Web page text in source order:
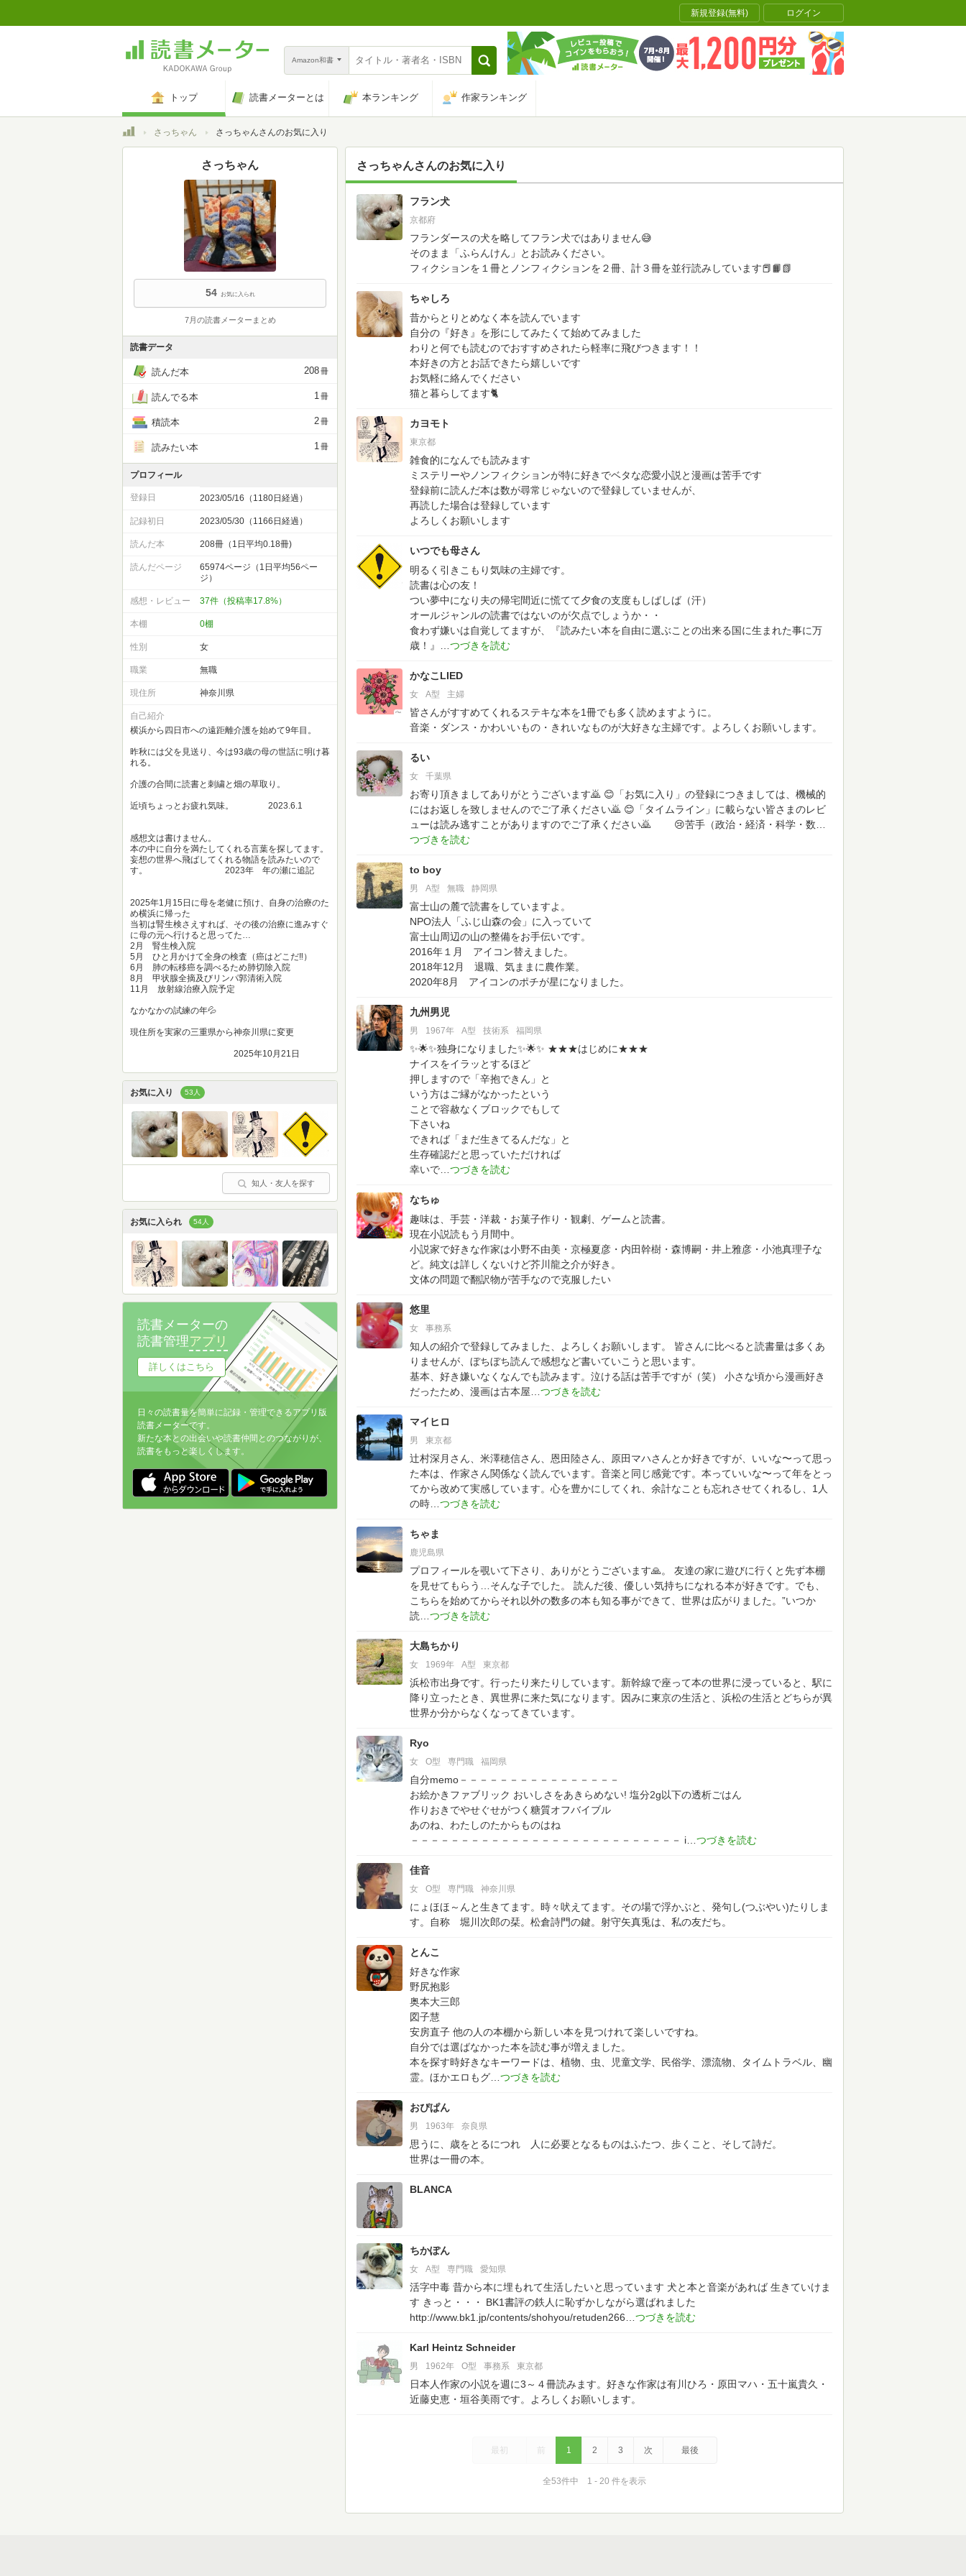
新規登録(無料) ログイン
Amazon和書
トップ 読書メーターとは 本ランキング 作家ランキング
トップさっちゃん さっちゃんさんのお気に入り
さっちゃんさんのお気に入り
53 フラン犬
京都府
フランダースの犬を略してフラン犬ではありません😅
そのまま「ふらんけん」とお読みください。
フィクションを１冊とノンフィクションを２冊、計３冊を並行読みしています📕📙📗
ちゃしろ
昔からとりとめなく本を読んでいます
自分の『好き』を形にしてみたくて始めてみました
わりと何でも読むのでおすすめされたら軽率に飛びつきます！！
本好きの方とお話できたら嬉しいです
お気軽に絡んでください
猫と暮らしてます🐈️
カヨモト
東京都
雑食的になんでも読みます
ミステリーやノンフィクションが特に好きでベタな恋愛小説と漫画は苦手です
登録前に読んだ本は数が尋常じゃないので登録していませんが、
再読した場合は登録しています
よろしくお願いします
いつでも母さん
明るく引きこもり気味の主婦です。
読書は心の友！
つい夢中になり夫の帰宅間近に慌てて夕食の支度もしばしば（汗）
オールジャンルの読書ではないのが欠点でしょうか・・
食わず嫌いは自覚してますが、『読みたい本を自由に選ぶことの出来る国に生まれた事に万
歳！』
かなこLIED
女 A型 主婦
皆さんがすすめてくれるステキな本を1冊でも多く読めますように。
音楽・ダンス・かわいいもの・きれいなものが大好きな主婦です。よろしくお願いします。
るい
女 千葉県
お寄り頂きましてありがとうございます🙇 😊「お気に入り」の登録につきましては、機械的
にはお返しを致しませんのでご了承ください🙇 😊「タイムライン」に載らない皆さまのレビ
ューは読み逃すことがありますのでご了承ください🙇
😢苦手（政治・経済・科学・数
to boy
男 A型 無職 静岡県
富士山の麓で読書をしていますよ。
NPO法人「ふじ山森の会」に入っていて
富士山周辺の山の整備をお手伝いです。
2016年１月 アイコン替えました。
2018年12月 退職、気ままに農作業。
2020年8月 アイコンのポチが星になりました。
九州男児
男 1967年 A型 技術系 福岡県
✨🌟✨独身になりました✨️🌟✨ ★★★はじめに★★★
ナイスをイラッとするほど
押しますので「辛抱できん」と
いう方はご縁がなかったという
ことで容赦なくブロックでもして
下さいね
できれば「まだ生きてるんだな」と
生存確認だと思っていただければ
幸いで
なちゅ
趣味は、手芸・洋裁・お菓子作り・観劇、ゲームと読書。
現在小説読もう月間中。
小説家で好きな作家は小野不由美・京極夏彦・内田幹樹・森博嗣・井上雅彦・小池真理子な
ど。純文は詳しくないけど芥川龍之介が好き。
文体の問題で翻訳物が苦手なので克服したい
悠里
女 事務系
知人の紹介で登録してみました、よろしくお願いします。
皆さんに比べると読書量は多くあ
りませんが、ぼちぼち読んで感想など書いていこうと思います。
基本、好き嫌いなくなんでも読みます。泣ける話は苦手ですが（笑）
小さな頃から漫画好き
だったため、漫画は古本屋
マイヒロ
男 東京都
辻村深月さん、米澤穂信さん、恩田陸さん、原田マハさんとか好きですが、いいな〜って思っ
た本は、作家さん関係なく読んでいます。音楽と同じ感覚です。本っていいな〜って年をとっ
てから改めて実感しています。心を豊かにしてくれ、余計なことも忘れさせてくれるし、1人
の時
ちゃま
鹿児島県
プロフィールを覗いて下さり、ありがとうございます🙏。
友達の家に遊びに行くと先ず本棚
を見せてもらう…そんな子でした。
読んだ後、優しい気持ちになれる本が好きです。でも、
こちらを始めてからそれ以外の数多の本も知る事ができて、世界は広がりました。”いつか
読
大島ちかり
女 1969年 A型 東京都
浜松市出身です。行ったり来たりしています。新幹線で座って本の世界に浸っていると、駅に
降り立ったとき、異世界に来た気になります。因みに東京の生活と、浜松の生活とどちらが異
世界か分からなくなってきています。
Ryo
女 O型 専門職 福岡県
自分memo－－－－－－－－－－－－－－－－
お絵かきファブリック おいしさをあきらめない! 塩分2g以下の透析ごはん
作りおきでやせぐせがつく糖質オフバイブル
あのね、わたしのたからものはね
－－－－－－－－－－－－－－－－－－－－－－－－－－－ i
佳音
女 O型 専門職 神奈川県
にょほほ～んと生きてます。時々吠えてます。その場で浮かぶと、発句し(つぶやい)たりしま
す。自称 堀川次郎の栞。松倉詩門の鍵。射守矢真兎は、私の友だち。
とんこ
好きな作家
野尻抱影
奥本大三郎
図子慧
安房直子 他の人の本棚から新しい本を見つけれて楽しいですね。
自分では選ばなかった本を読む事が増えました。
本を探す時好きなキーワードは、植物、虫、児童文学、民俗学、漂流物、タイムトラベル、幽
霊。ほかエロもグ
おぴぱん
男 1963年 奈良県
思うに、歳をとるにつれ 人に必要となるものはふたつ、歩くこと、そして詩だ。
世界は一冊の本。
BLANCA
ちかぽん
女 A型 専門職 愛知県
活字中毒 昔から本に埋もれて生活したいと思っています 犬と本と音楽があれば 生きていけま
す きっと・・・
BK1書評の鉄人に恥ずかしながら選ばれました
http://www.bk1.jp/contents/shohyou/retuden266
Karl Heintz Schneider
男 1962年 O型 事務系 東京都
日本人作家の小説を週に3～４冊読みます。好きな作家は有川ひろ・原田マハ・五十嵐貴久・
近藤史恵・垣谷美雨です。よろしくお願いします。
最初 前 1 2 3 次 最後
全53件中 1 - 20 件を表示
さっちゃん
54 お気に入られ
7月の読書メーターまとめ
読書データ
読んだ本 208冊
読んでる本 1冊
積読本 2冊
読みたい本 1冊
プロフィール
登録日 2023/05/16（1180日経過）
記録初日 2023/05/30（1166日経過）
読んだ本 208冊（1日平均0.18冊)
読んだページ
65974ページ（1日平均56ペー
ジ）
感想・レビュー 37件（投稿率17.8%）
本棚 0棚
性別 女
職業 無職
現住所 神奈川県
自己紹介
横浜から四日市への遠距離介護を始めて9年目。
昨秋には父を見送り、今は93歳の母の世話に明け暮
れる。
介護の合間に読書と刺繍と畑の草取り。
近頃ちょっとお疲れ気味。 2023.6.1
感想文は書けません。
本の中に自分を満たしてくれる言葉を探してます。
妄想の世界へ飛ばしてくれる物語を読みたいので
す。 2023年 年の瀬に追記
2025年1月15日に母を老健に預け、自身の治療のた
め横浜に帰った
当初は腎生検さえすれば、その後の治療に進みすぐ
に母の元へ行けると思ってた…
2月 腎生検入院
5月 ひと月かけて全身の検査（癌はどこだ‼️）
6月 肺の転移癌を調べるため肺切除入院
8月 甲状腺全摘及びリンパ郭清術入院
11月 放射線治療入院予定
なかなかの試練の年💦
現住所を実家の三重県から神奈川県に変更
2025年10月21日
お気に入り 53人
知人・友人を探す
お気に入られ 54人
読書メーターの
読書管理アプリ
詳しくはこちら
日々の読書量を簡単に記録・管理できるアプリ版
読書メーターです。
新たな本との出会いや読書仲間とのつながりが、
読書をもっと楽しくします。